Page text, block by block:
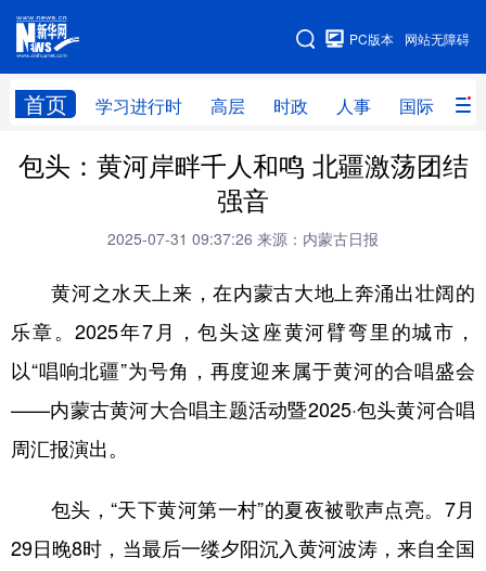
网站无障碍
PC版本
首页 学习进行时 高层 时政 人事 国际 财
网站地图
学习进行时 高层 时政 人事
全球连线
科技 科创 量子 体育
文化 书画 健康 军事
法律
学术中国 乡村振兴 银龄 溯源中国
包头：黄河岸畔千人和鸣 北疆激荡团结
强音
2025-07-31 09:37:26 来源：内蒙古日报
黄河之水天上来，在内蒙古大地上奔涌出壮阔的
乐章。2025年7月，包头这座黄河臂弯里的城市，
以“唱响北疆”为号角，再度迎来属于黄河的合唱盛会
——内蒙古黄河大合唱主题活动暨2025·包头黄河合唱
周汇报演出。
包头，“天下黄河第一村”的夏夜被歌声点亮。7月
29日晚8时，当最后一缕夕阳沉入黄河波涛，来自全国